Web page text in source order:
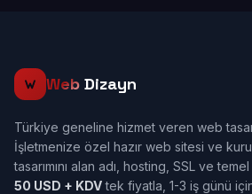
Web Dizayn
Türkiye geneline hizmet veren web
İşletmenize özel hazır web sitesi ve
tasarımını alan adı, hosting, SSL ve temel
50 USD + KDVtek fiyatla, 1-3 iş günü